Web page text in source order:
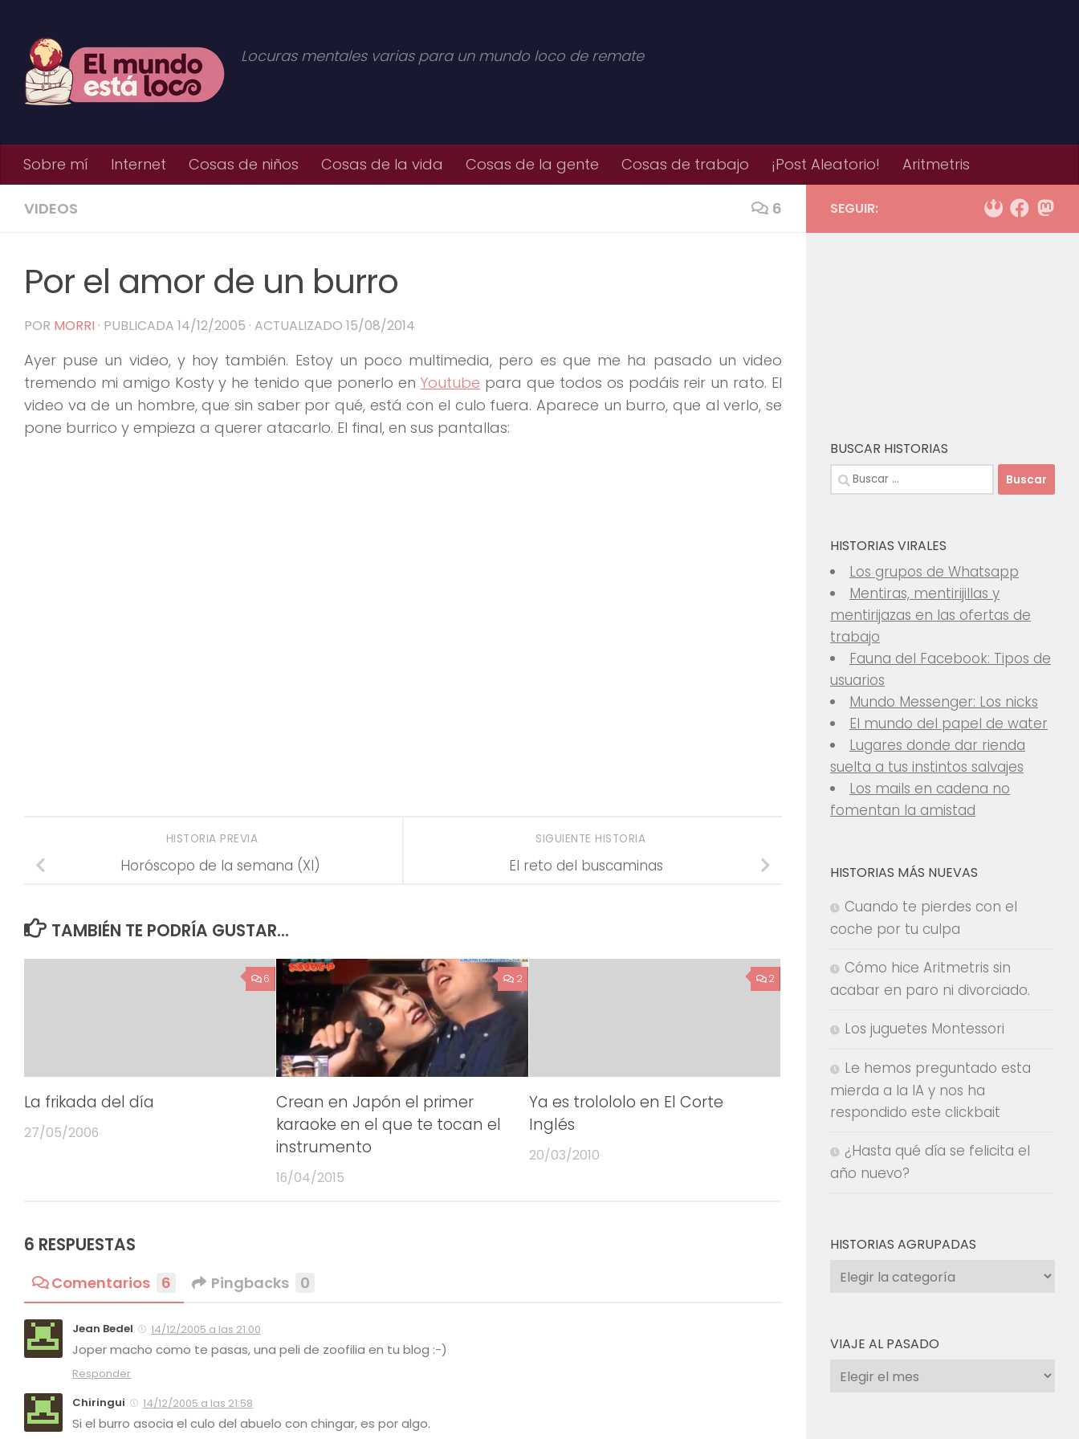
Locuras mentales varias para un mundo loco de remate
Sobre mí Internet Cosas de niños Cosas de la vida Cosas de la gente Cosas de trabajo ¡Post Aleatorio! Aritmetris
VIDEOS 6
Por el amor de un burro
POR MORRI · PUBLICADA 14/12/2005 · ACTUALIZADO 15/08/2014
Ayer puse un video, y hoy también. Estoy un poco multimedia, pero es que me ha pasado un video
tremendo mi amigo Kosty y he tenido que ponerlo en Youtube para que todos os podáis reir un rato. El
video va de un hombre, que sin saber por qué, está con el culo fuera. Aparece un burro, que al verlo, se
pone burrico y empieza a querer atacarlo. El final, en sus pantallas:
SIGUIENTE HISTORIA
El reto del buscaminas
HISTORIA PREVIA
Horóscopo de la semana (XI)
TAMBIÉN TE PODRÍA GUSTAR...
6
La frikada del día
27/05/2006
2
Crean en Japón el primer
karaoke en el que te tocan el
instrumento
16/04/2015
2
Ya es trolololo en El Corte
Inglés
20/03/2010
6 RESPUESTAS
Comentarios 6 Pingbacks 0
Jean Bedel 14/12/2005 a las 21:00
Joper macho como te pasas, una peli de zoofilia en tu blog :-)
Responder
Chiringui
14/12/2005 a las 21:58
Si el burro asocia el culo del abuelo con chingar, es por algo.
SEGUIR:
BUSCAR HISTORIAS
Buscar:
HISTORIAS VIRALES
Los grupos de Whatsapp
Mentiras, mentirijillas y
mentirijazas en las ofertas de
trabajo
Fauna del Facebook: Tipos de
usuarios
Mundo Messenger: Los nicks
El mundo del papel de water
Lugares donde dar rienda
suelta a tus instintos salvajes
Los mails en cadena no
fomentan la amistad
HISTORIAS MÁS NUEVAS
Cuando te pierdes con el
coche por tu culpa
Cómo hice Aritmetris sin
acabar en paro ni divorciado.
Los juguetes Montessori
Le hemos preguntado esta
mierda a la IA y nos ha
respondido este clickbait
¿Hasta qué día se felicita el
año nuevo?
HISTORIAS AGRUPADAS
Historias
agrupadas
VIAJE AL PASADO
Viaje